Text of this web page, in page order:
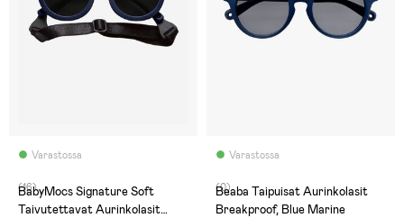
Varastossa
(16)
BabyMocs Signature Soft
Taivutettavat Aurinkolasit
Varastossa
(0)
Beaba Taipuisat Aurinkolasit
Breakproof, Blue Marine